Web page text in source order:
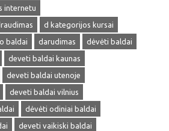
internetu
d kategorijos kursai
baldai darudimas
dėvėti baldai
deveti baldai kaunas
deveti baldai utenoje
deveti baldai vilnius
dėvėti odiniai baldai
deveti vaikiski baldai